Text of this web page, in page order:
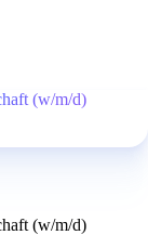
(w/m/d)
(w/m/d)